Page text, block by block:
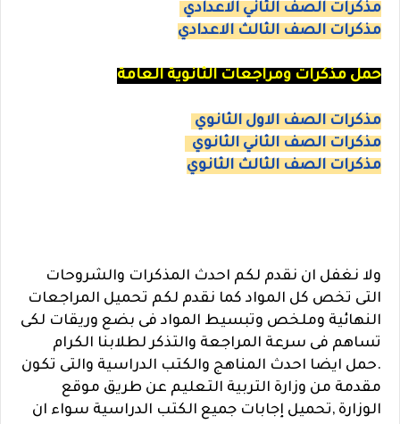
مذكرات الصف الثاني الاعدادي
مذكرات الصف الثالث الاعدادي
حمل مذكرات ومراجعات الثانوية العامة
مذكرات الصف الاول الثانوي
مذكرات الصف الثاني الثانوي
مذكرات الصف الثالث الثانوي
ولا نغفل ان نقدم لكم احدث المذكرات والشروحات
التى تخص كل المواد كما نقدم لكم تحميل المراجعات
النهائية وملخص وتبسيط المواد فى بضع وريقات لكى
تساهم فى سرعة المراجعة والتذكر لطلابنا الكرام
.حمل ايضا احدث المناهج والكتب الدراسية والتى تكون
مقدمة من وزارة التربية التعليم عن طريق موقع
الوزارة ,تحميل إجابات جميع الكتب الدراسية سواء ان